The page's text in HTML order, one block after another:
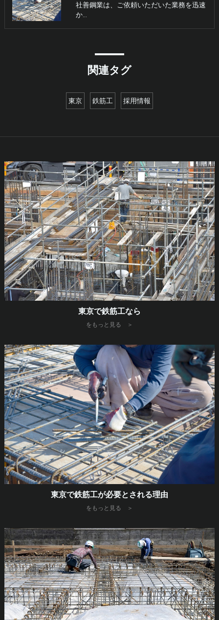
社善鋼業は、ご依頼いただいた業務を迅速
か…
関連タグ
東京 鉄筋工 採用情報
東京で鉄筋工なら
をもっと見る ＞
東京で鉄筋工が必要とされる理由
をもっと見る ＞